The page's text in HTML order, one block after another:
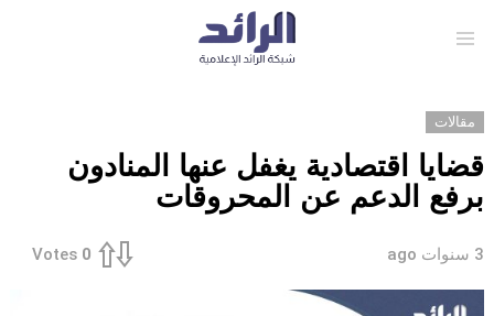
مقالات
قضايا اقتصادية يغفل عنها المنادون
برفع الدعم عن المحروقات
3 سنوات ago 0
Votes